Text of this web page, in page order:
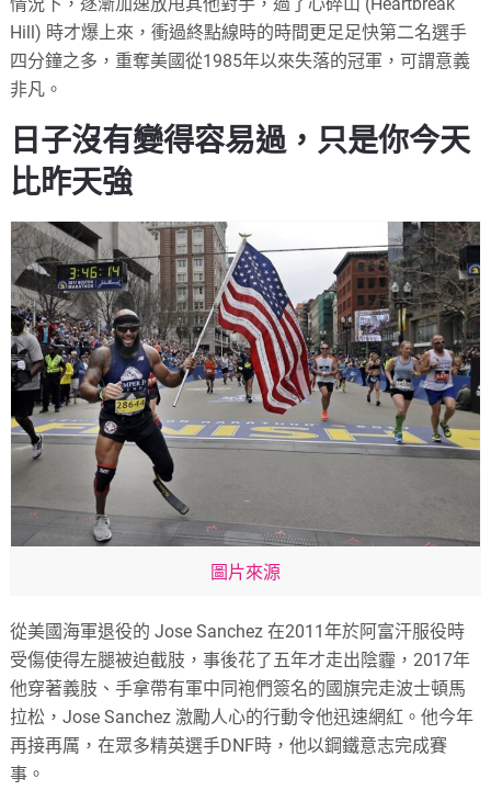
Hill) 時才爆上來，衝過終點線時的時間更足足快第二名選手
四分鐘之多，重奪美國從1985年以來失落的冠軍，可謂意義
非凡。
日子沒有變得容易過，只是你今天
比昨天強
圖片來源
從美國海軍退役的 Jose Sanchez 在2011年於阿富汗服役時
受傷使得左腿被迫截肢，事後花了五年才走出陰霾，2017年
他穿著義肢、手拿帶有軍中同袍們簽名的國旗完走波士頓馬
拉松，Jose Sanchez 激勵人心的行動令他迅速網紅。他今年
再接再厲，在眾多精英選手DNF時，他以鋼鐵意志完成賽
事。